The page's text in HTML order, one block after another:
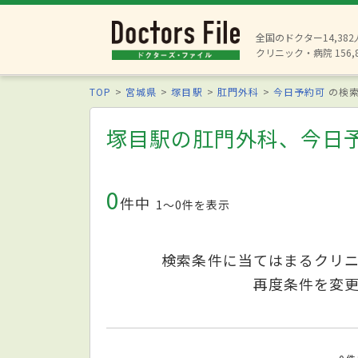
全国のドクター14,382
クリニック・病院
TOP 宮城県 塚目駅 肛門外科 今日予約可 の検
塚目駅の肛門外科、今日
0件中 1〜0件を表示
検索条件に当てはまるクリ
再度条件を変